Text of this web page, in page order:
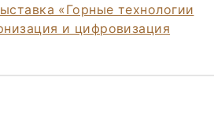
«Горные технологии
и цифровизация